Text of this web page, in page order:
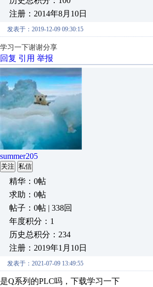
注册：2014年8月10日
发表于：2019-12-09 09:30:15
学习一下谢谢分享
回复 引用 举报
summer205
关注 私信
精华：0帖
求助：0帖
帖子：0帖 | 338回
年度积分：1
历史总积分：234
注册：2019年1月10日
发表于：2021-07-09 13:49:55
是Q系列的PLC吗，下载学习一下